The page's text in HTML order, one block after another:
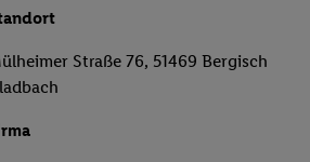
Straße 76, 51469 Bergisch